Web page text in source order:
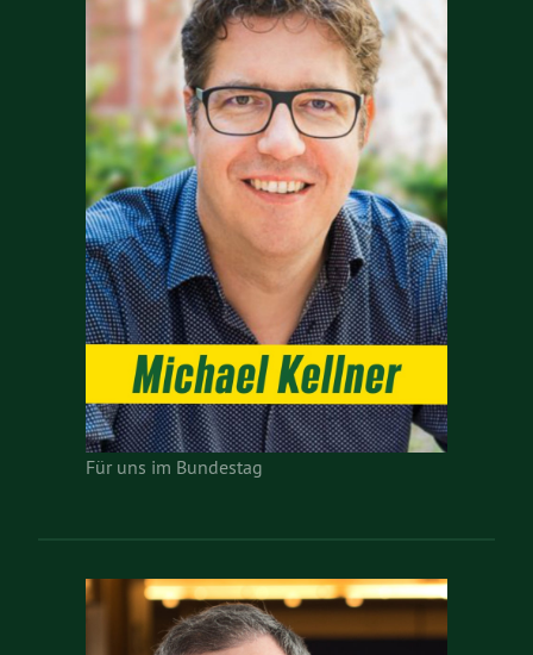
Für uns im Bundestag